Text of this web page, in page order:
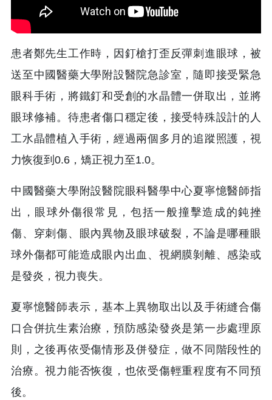
患者鄭先生工作時，因釘槍打歪反彈刺進眼球，被
送至中國醫藥大學附設醫院急診室，隨即接受緊急
眼科手術，將鐵釘和受創的水晶體一併取出，並將
眼球修補。待患者傷口穩定後，接受特殊設計的人
工水晶體植入手術，經過兩個多月的追蹤照護，視
力恢復到0.6，矯正視力至1.0。
中國醫藥大學附設醫院眼科醫學中心夏寧憶醫師指
出，眼球外傷很常見，包括一般撞擊造成的鈍挫
傷、穿刺傷、眼內異物及眼球破裂，不論是哪種眼
球外傷都可能造成眼內出血、視網膜剝離、感染或
是發炎，視力喪失。
夏寧憶醫師表示，基本上異物取出以及手術縫合傷
口合併抗生素治療，預防感染發炎是第一步處理原
則，之後再依受傷情形及併發症，做不同階段性的
治療。視力能否恢復，也依受傷輕重程度有不同預
後。